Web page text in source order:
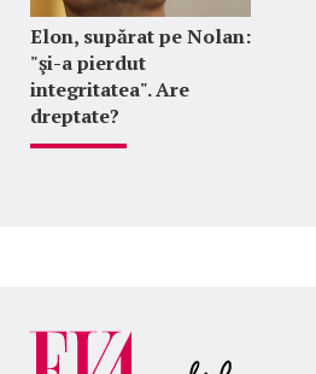
Elon, supărat pe Nolan:
"şi-a pierdut
integritatea". Are
dreptate?